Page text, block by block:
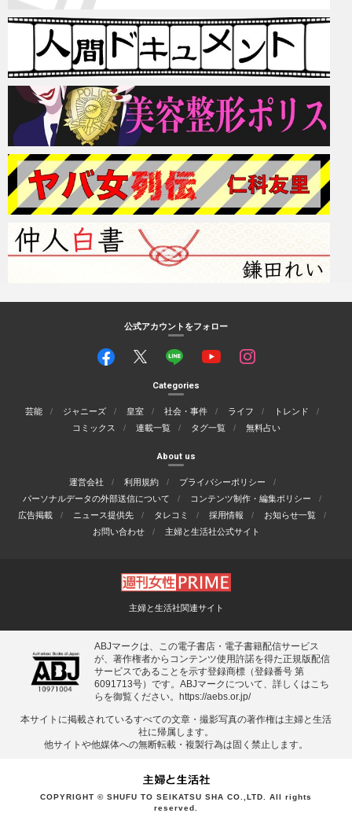
公式アカウントをフォロー
Categories
芸能 ジャニーズ 皇室 社会・事件 ライフ
トレンド
コミックス
連載一覧 タグ一覧 無料占い
About us
運営会社 利用規約
プライバシーポリシー
パーソナルデータの外部送信について
コンテンツ制作・編集ポリシー
広告掲載
ニュース提供先 タレコミ 採用情報
お知らせ一覧
お問い合わせ
主婦と生活社公式サイト
主婦と生活社関連サイト
ABJマークは、この電子書店・電子書籍配信サービス
が、著作権者からコンテンツ使用許諾を得た正規版配信
サービスであることを示す登録商標（登録番号 第
6091713号）です。ABJマークについて、詳しくはこち
らを御覧ください。
https://aebs.or.jp/
本サイトに掲載されているすべての⽂章・撮影写真の著作権は主婦と⽣活
社に帰属します。
他サイトや他媒体への無断転載・複製⾏為は固く禁⽌します。
COPYRIGHT © SHUFU TO SEIKATSU SHA CO.,LTD. All rights
reserved.